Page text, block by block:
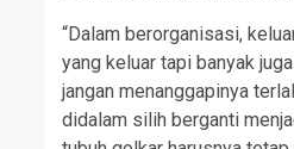
“Dalam berorganisasi,
yang keluar tapi banyak
jangan menanggapinya
didalam silih berganti